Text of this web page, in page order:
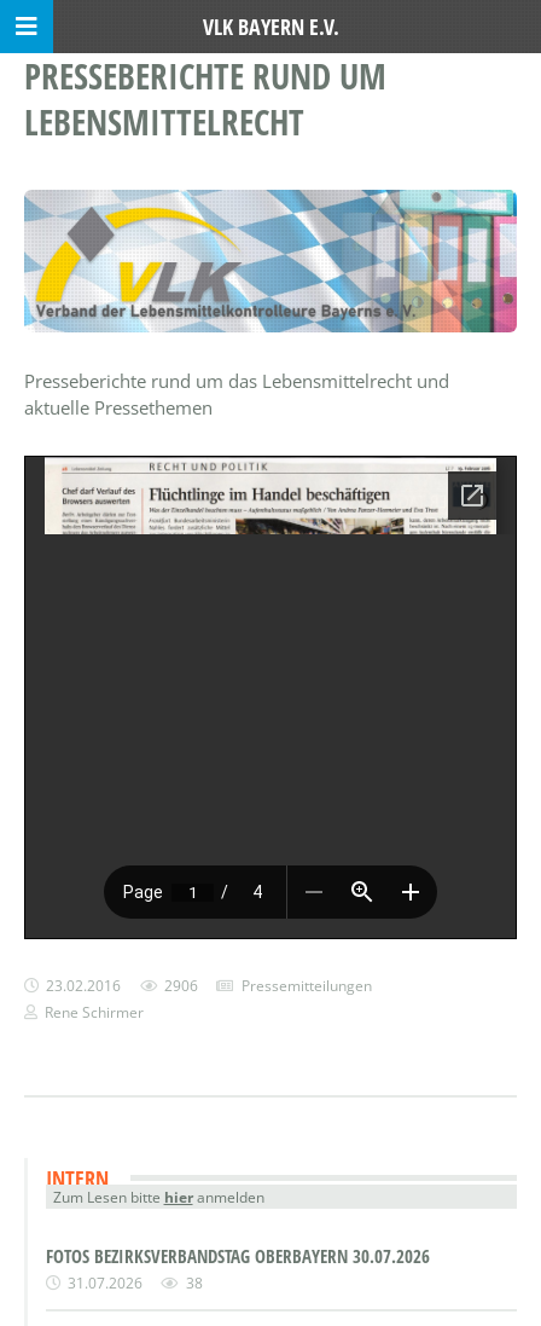
PRESSEBERICHTE RUND UM
LEBENSMITTELRECHT
Presseberichte rund um das Lebensmittelrecht und
aktuelle Pressethemen
23.02.2016 2906
Pressemitteilungen
Rene Schirmer
INTERN
Zum Lesen bitte hieranmelden
FOTOS BEZIRKSVERBANDSTAG OBERBAYERN 30.07.2026
31.07.2026 38
VLK BAYERN E.V.